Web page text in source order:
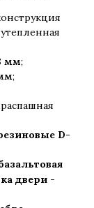
мм;
;
D-
двери -